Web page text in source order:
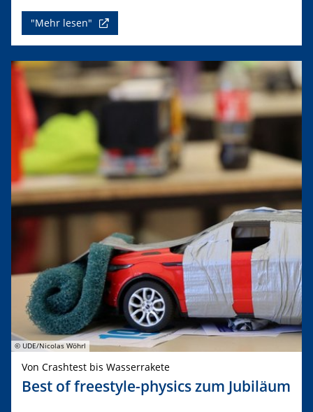
"Mehr lesen"
© UDE/Nicolas Wöhrl
Von Crashtest bis Wasserrakete
Best of freestyle-physics zum Jubiläum